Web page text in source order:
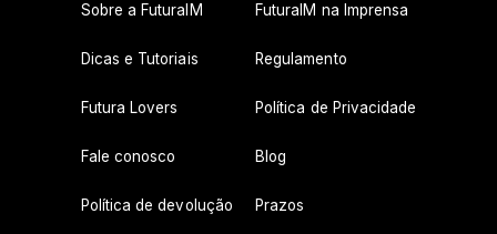
Sobre a FuturaIM FuturaIM na Imprensa
Dicas e Tutoriais Regulamento
Futura Lovers Política de Privacidade
Fale conosco Blog
Política de devolução Prazos